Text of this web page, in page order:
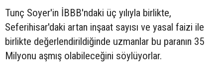
Tunç Soyer'in İBBB'ndaki üç yılıyla birlikte,
Seferihisar'daki artan inşaat sayısı ve yasal faizi ile
birlikte değerlendirildiğinde uzmanlar bu paranın 35
Milyonu aşmış olabileceğini söylüyorlar.